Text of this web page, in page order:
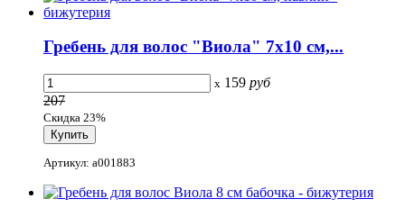
Гребень для волос "Виола" 7x10 см,...
x 159 руб
207
Скидка 23%
Артикул: a001883